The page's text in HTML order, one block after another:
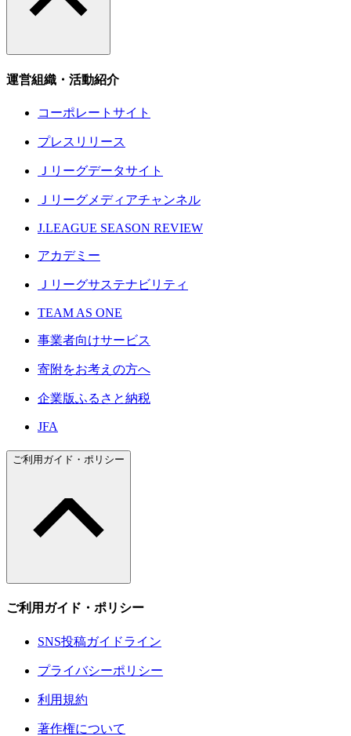
運営組織・活動紹介
コーポレートサイト
プレスリリース
Ｊリーグデータサイト
Ｊリーグメディアチャンネル
J.LEAGUE SEASON REVIEW
アカデミー
Ｊリーグサステナビリティ
TEAM AS ONE
事業者向けサービス
寄附をお考えの方へ
企業版ふるさと納税
JFA
ご利用ガイド・ポリシー
ご利用ガイド・ポリシー
SNS投稿ガイドライン
プライバシーポリシー
利用規約
著作権について